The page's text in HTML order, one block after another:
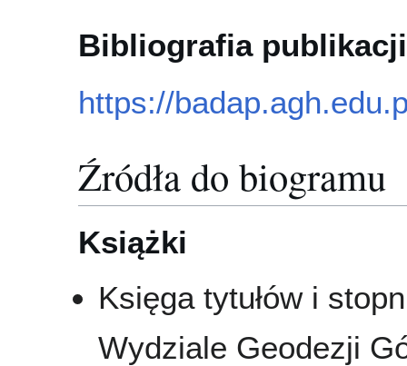
Bibliografia publikacji
https://
Źródła do biogramu
Książki
Księga tytułów i
Wydziale Geodezji